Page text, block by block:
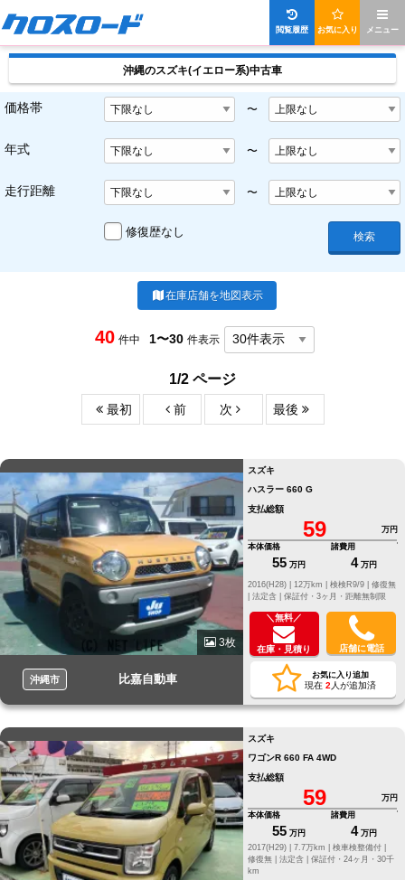
メニュー
お気に入り
閲覧履歴
沖縄のスズキ(イエロー系)中古車
価格帯 〜
年式 〜
走行距離 〜
修復歴なし 検索
在庫店舗を地図表示
40 件中 1〜30 件表示
1/2 ページ
最初 前 次 最後
3枚
沖縄市 比嘉自動車
スズキ
ハスラー 660 G
支払総額
59
万円
本体価格
55 万円
諸費用
4 万円
修復無
法定含 | 保証付・3ヶ月・距離無制限
＼無料／
在庫・見積り 店舗に電話
お気に入り追加
現在 2 人が追加済
スズキ
ワゴンR 660 FA 4WD
支払総額
59
万円
本体価格
55 万円
諸費用
4 万円
2017(H29) |
7.7万km |
検車検整備付 |
修復無 | 法定含 | 保証付・24ヶ月・30千
km